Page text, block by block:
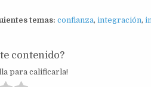
temas: confianza,integración,
contenido?
para calificarla!